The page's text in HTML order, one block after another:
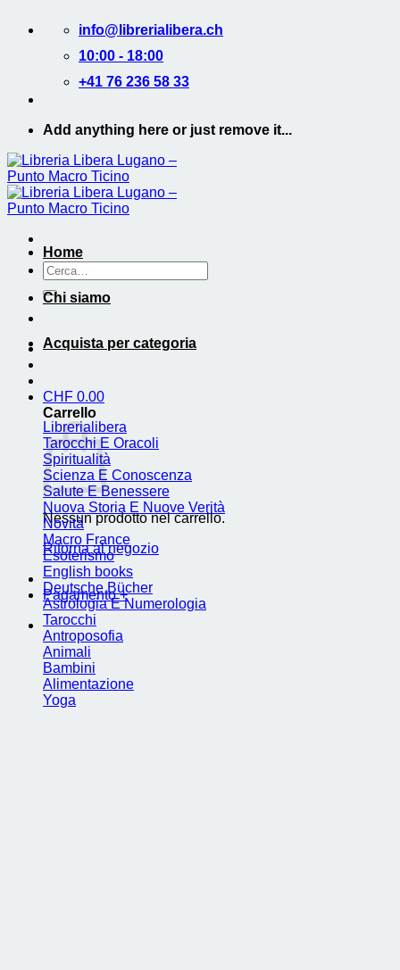
contenuti
info@librerialibera.ch
10:00 - 18:00
+41 76 236 58 33
Add anything here or just remove it...
Cerca:
CHF 0.00
Carrello
Nessun prodotto nel carrello.
Ritorna al negozio
Pagamento +
Home
Chi siamo
Acquista per categoria
Librerialibera
Tarocchi E Oracoli
Spiritualità
Scienza E Conoscenza
Salute E Benessere
Nuova Storia E Nuove Verità
Novità
Macro France
Esoterismo
English books
Deutsche Bücher
Astrologia E Numerologia
Tarocchi
Antroposofia
Animali
Bambini
Alimentazione
Yoga